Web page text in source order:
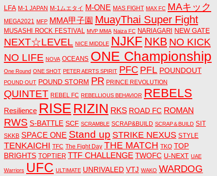
LFA M-1 JAPAN M-1ムエタイ M-ONE MAS FIGHT MAX FC MAキック
MEGA2021 MFP MMA甲子園 MuayThai Super Fight
MUSASHI ROCK FESTIVAL MVP MMA Naiza FC NARIAGARI NEW GATE
NEXT☆LEVEL NICE MIDDLE NJKF NKB NO KICK
NO LIFE NOVA OCEANS ONE Championship
One Round ONE SHOT PETER AERTS SPIRIT PFC PFL POUNDOUT
POUND OUT POUND STORM PR PRINCE REVOLUTION
QUINTET REBEL FC REBELLIOUS BEHAVIOR REBELS
Resilience RISE RIZIN RKS ROAD FC ROMAN
RWS S-BATTLE SCF SCRAMBLE SCRAP&BUILD SCRAP＆BUILD SIT
SKKB SPACE ONE Stand up STRIKE NEXUS STYLE
TENKAICHI TFC The Fight Day THE MATCH TKO TOP
BRIGHTS TOPTIER TTF CHALLENGE TWOFC U-NEXT UAE
Warriors UFC ULTIMATE UNRIVALED VTJ WAKO WARDOG